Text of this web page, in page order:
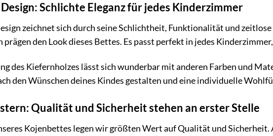
Schlichte Eleganz für jedes Kinderzimmer
zeichnet sich durch seine Schlichtheit, Funktionalität und zeitlose
den Look dieses Bettes. Es passt perfekt in jedes
des Kiefernholzes lässt sich wunderbar mit anderen Farben und
den Wünschen deines Kindes gestalten und eine individuelle
Qualität und Sicherheit stehen an erster Stelle
Kojenbettes legen wir größten Wert auf Qualität und